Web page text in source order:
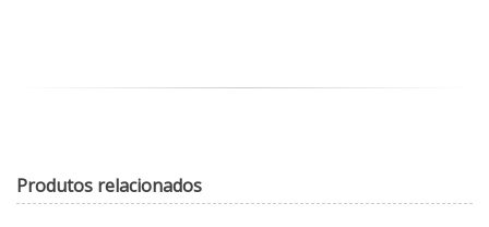
Produtos relacionados